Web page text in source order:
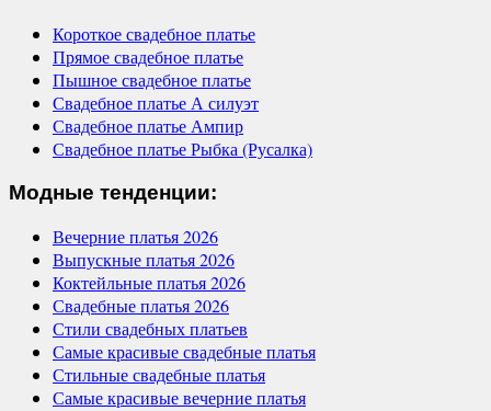
Короткое свадебное платье
Прямое свадебное платье
Пышное свадебное платье
Свадебное платье А силуэт
Свадебное платье Ампир
Свадебное платье Рыбка (Русалка)
Модные тенденции:
Вечерние платья 2026
Выпускные платья 2026
Коктейльные платья 2026
Свадебные платья 2026
Стили свадебных платьев
Самые красивые свадебные платья
Стильные свадебные платья
Самые красивые вечерние платья